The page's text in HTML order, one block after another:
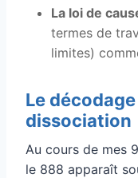
La loi de
termes de
limites)
Le
dissociation
Au cours de mes
le 888 apparaît